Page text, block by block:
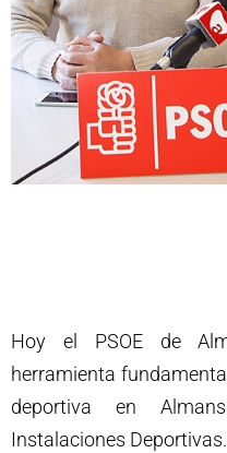
Hoy el PSOE de
herramienta
deportiva en
Instalaciones Deportivas.